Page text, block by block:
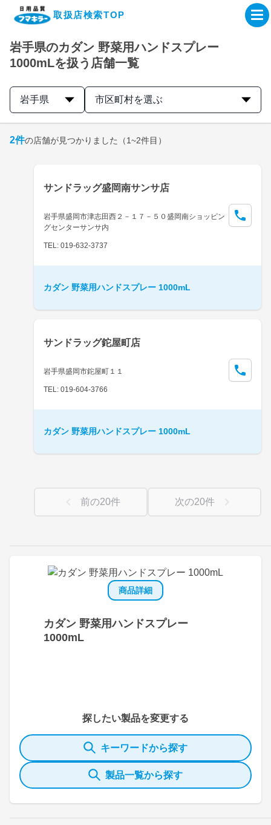
取扱店検索TOP
企業・IR情報サイト
製品情報サイト
取扱店検索はこちら
岩手県のカダン 野菜用ハンドスプレー
1000mLを扱う店舗一覧
岩手県 市区町村を選ぶ
商品詳細
カダン 野菜用ハンドスプレー
1000mL
探したい製品を変更する
キーワードから探す
製品一覧から探す
2件の店舗が見つかりました （1~2件目）
サンドラッグ盛岡南サンサ店
岩手県盛岡市津志田西２－１７－５０盛岡南ショッピン
グセンターサンサ内
TEL: 019-632-3737
カダン 野菜用ハンドスプレー 1000mL
サンドラッグ鉈屋町店
岩手県盛岡市鉈屋町１１
TEL: 019-604-3766
カダン 野菜用ハンドスプレー 1000mL
前の20件 次の20件